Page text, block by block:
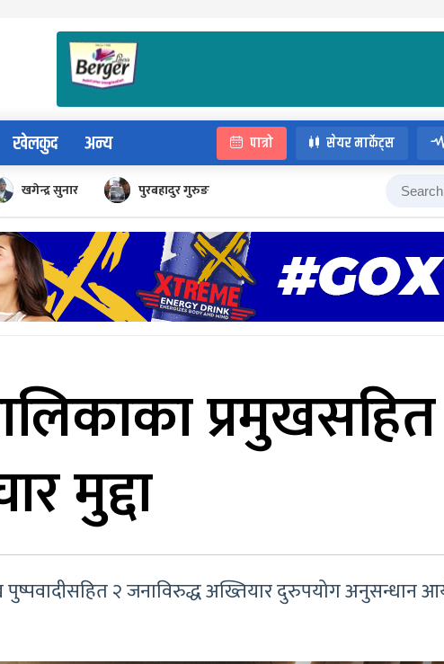
खेलकुद अन्य पात्रो सेयर मार्केट्स
खगेन्द्र सुनार पुरबहादुर गुरुङ
मुद्दा
पुष्पवादीसहित २ जनाविरुद्ध अख्तियार दुरुपयोग अनुसन्धान